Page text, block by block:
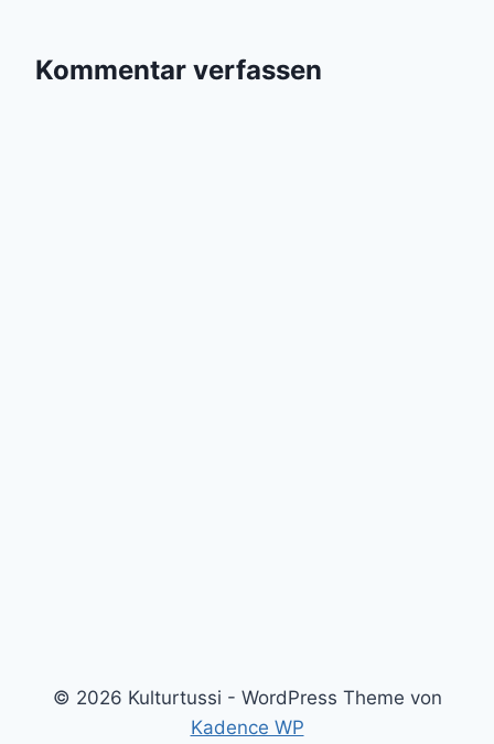
Kommentar verfassen
© 2026 Kulturtussi - WordPress Theme von
Kadence WP